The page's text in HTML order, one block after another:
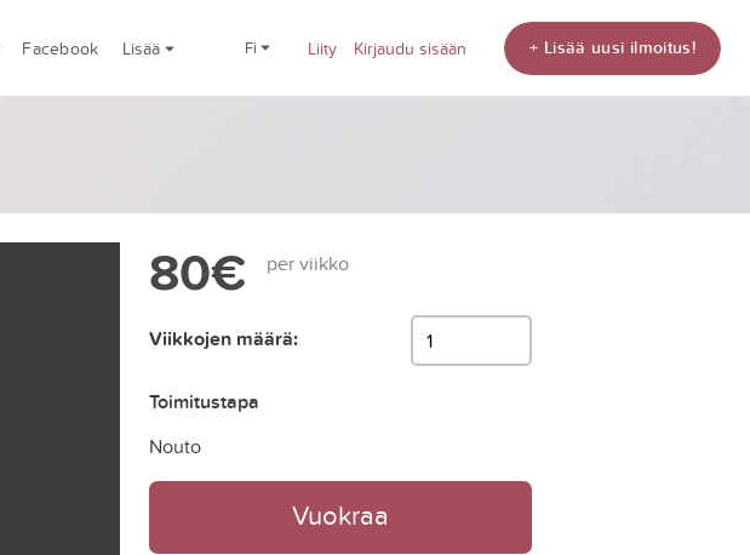
Facebook Lisää fi Liity Kirjaudu sisään + Lisää uusi ilmoitus!
80€ per viikko
Viikkojen määrä:
Toimitustapa
Nouto
Vuokraa